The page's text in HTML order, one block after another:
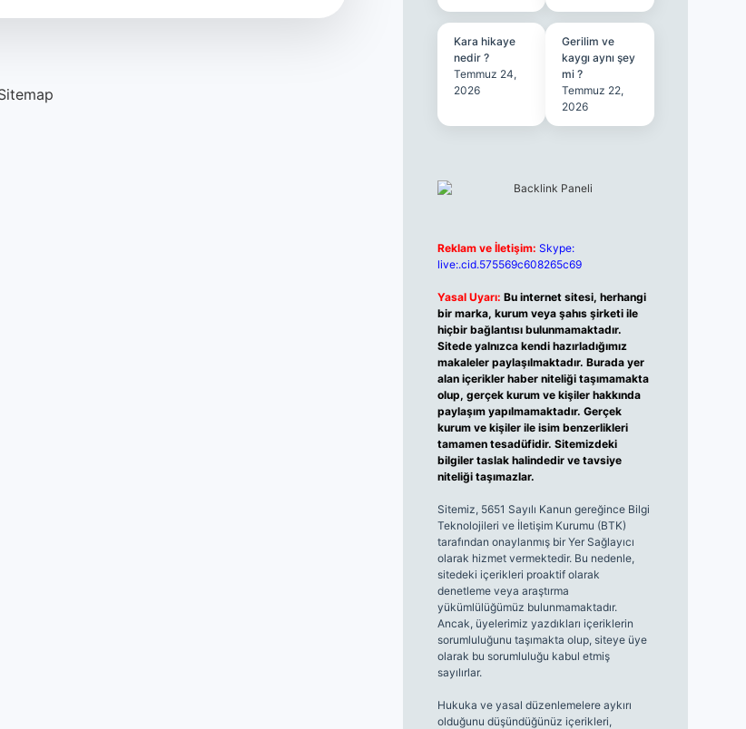
Kara hikaye
nedir ?
Temmuz 24,
2026
Gerilim ve
kaygı aynı şey
mi ?
Temmuz 22,
2026
Reklam ve İletişim: Skype:
live:.cid.575569c608265c69
Yasal Uyarı: Bu internet sitesi, herhangi
bir marka, kurum veya şahıs şirketi ile
hiçbir bağlantısı bulunmamaktadır.
Sitede yalnızca kendi hazırladığımız
makaleler paylaşılmaktadır. Burada yer
alan içerikler haber niteliği taşımamakta
olup, gerçek kurum ve kişiler hakkında
paylaşım yapılmamaktadır. Gerçek
kurum ve kişiler ile isim benzerlikleri
tamamen tesadüfidir. Sitemizdeki
bilgiler taslak halindedir ve tavsiye
niteliği taşımazlar.
Sitemiz, 5651 Sayılı Kanun gereğince Bilgi
Teknolojileri ve İletişim Kurumu (BTK)
tarafından onaylanmış bir Yer Sağlayıcı
olarak hizmet vermektedir. Bu nedenle,
sitedeki içerikleri proaktif olarak
denetleme veya araştırma
yükümlülüğümüz bulunmamaktadır.
Ancak, üyelerimiz yazdıkları içeriklerin
sorumluluğunu taşımakta olup, siteye üye
olarak bu sorumluluğu kabul etmiş
sayılırlar.
Hukuka ve yasal düzenlemelere aykırı
olduğunu düşündüğünüz içerikleri,